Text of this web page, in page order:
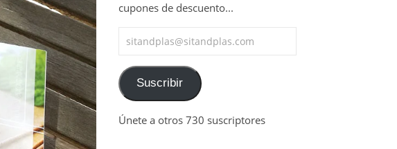
cupones de descuento...
sitandplas@sitandplas.com
Suscribir
Únete a otros 730 suscriptores